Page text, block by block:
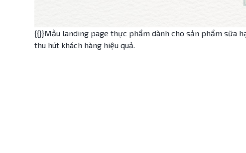
{{}}Mẫu landing page thực phẩm dành cho sản phẩm sữa
thu hút khách hàng hiệu quả.